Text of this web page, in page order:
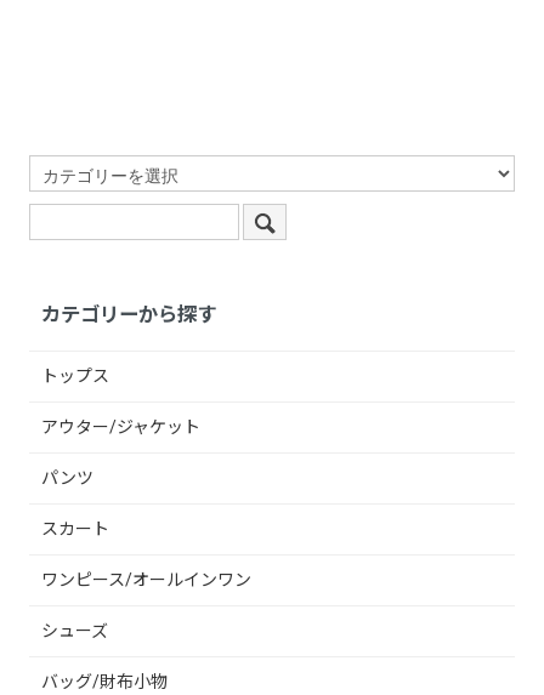
カテゴリーから探す
トップス
アウター/ジャケット
パンツ
スカート
ワンピース/オールインワン
シューズ
バッグ/財布小物